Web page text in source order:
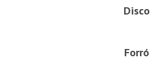
Disco
Forró